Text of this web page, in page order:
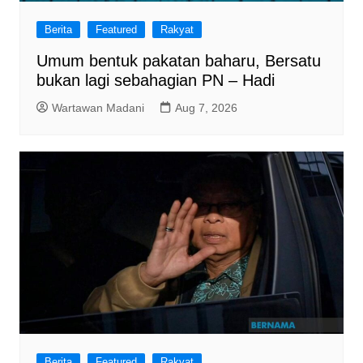
Berita Featured Rakyat
Umum bentuk pakatan baharu, Bersatu
bukan lagi sebahagian PN – Hadi
Wartawan Madani Aug 7, 2026